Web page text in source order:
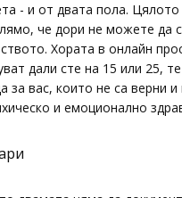
- и от двата пола.
че дори не можете да
Хората в онлайн
дали сте на 15 или 25,
за вас, които не са верни
и емоционално